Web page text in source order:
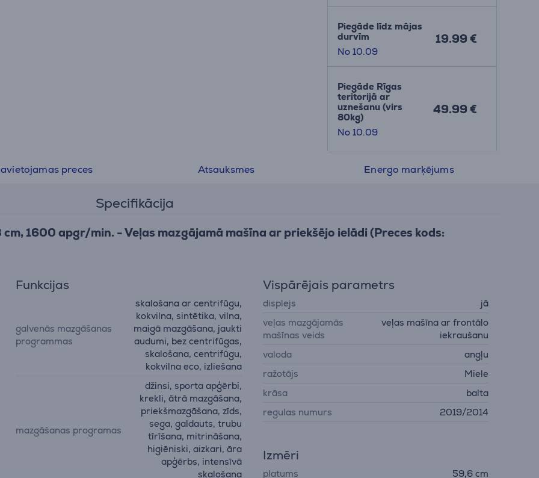
Piegāde līdz mājas
durvīm
No 10.09
19.99 €
Piegāde Rīgas
teritorijā ar
uznešanu (virs
80kg)
No 10.09
49.99 €
preces Atsauksmes Energo marķējums
Specifikācija
1600 apgr/min. - Veļas mazgājamā mašīna ar priekšējo ielādi (Preces kods:
Funkcijas
galvenās mazgāšanas
programmas
skalošana ar centrifūgu,
kokvilna, sintētika, vilna,
maigā mazgāšana, jaukti
audumi, bez centrifūgas,
skalošana, centrifūgu,
kokvilna eco, izliešana
mazgāšanas programas
džinsi, sporta apģērbi,
krekli, ātrā mazgāšana,
priekšmazgāšana, zīds,
sega, galdauts, trubu
tīrīšana, mitrināšana,
higiēniski, aizkari, āra
apģērbs, intensīvā
skalošana
Vispārējais parametrs
displejs
jā
veļas mazgājamās
mašīnas veids
veļas mašīna ar frontālo
iekraušanu
valoda
angļu
ražotājs
Miele
krāsa
balta
regulas numurs
2019/2014
Izmēri
platums
59,6 cm